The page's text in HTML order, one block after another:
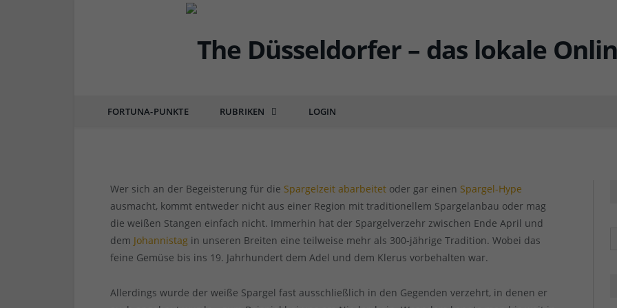
FORTUNA-PUNKTE RUBRIKEN LOGIN
Rezept der Woche: Grüner Spargel mit
Wer sich an der Begeisterung für die Spargelzeit abarbeitet oder gar einen Spargel-Hype
ausmacht, kommt entweder nicht aus einer Region mit traditionellem Spargelanbau oder mag
die weißen Stangen einfach nicht. Immerhin hat der Spargelverzehr zwischen Ende April und
dem Johannistag in unseren Breiten eine teilweise mehr als 300-jährige Tradition. Wobei das
feine Gemüse bis ins 19. Jahrhundert dem Adel und dem Klerus vorbehalten war.
Allerdings wurde der weiße Spargel fast ausschließlich in den Gegenden verzehrt, in denen er